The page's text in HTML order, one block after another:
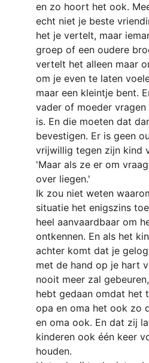
en zo hoort het ook.
echt niet je beste
het je vertelt, maar
groep of een oudere
vertelt het alleen maar
om je even te laten
maar een kleintje bent.
vader of moeder
is. En die moeten dat
bevestigen. Er is geen
vrijwillig tegen zijn kind
'Maar als ze er om
over liegen.'
Ik zou niet weten
situatie het enigszins
heel aanvaardbaar om
ontkennen. En als het
achter komt dat je
met de hand op je hart
nooit meer zal
hebt gedaan omdat het
opa en oma het ook zo
en oma ook. En dat zij
kinderen ook één keer
houden.